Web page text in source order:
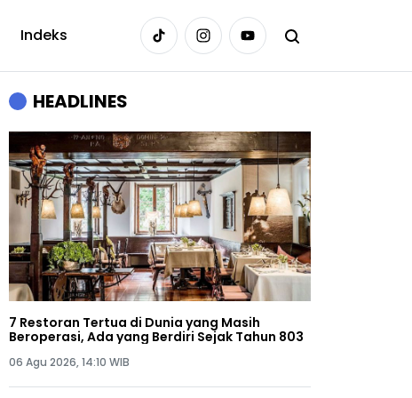
Indeks
HEADLINES
7 Restoran Tertua di Dunia yang Masih
Beroperasi, Ada yang Berdiri Sejak Tahun 803
06 Agu 2026, 14:10 WIB